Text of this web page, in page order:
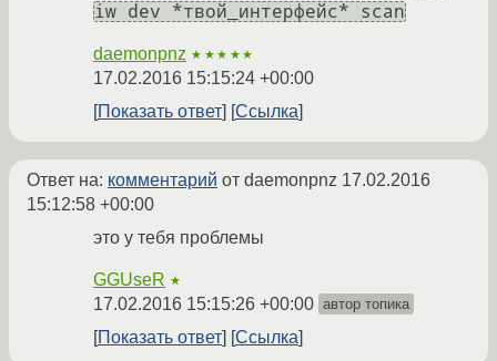
iw dev *твой_интерфейс* scan
daemonpnz ★★★★★
17.02.2016 15:15:24 +00:00
Показать ответ
Ссылка
Ответ на: комментарий от daemonpnz 17.02.2016
15:12:58 +00:00
это у тебя проблемы
GGUseR ★
17.02.2016 15:15:26 +00:00 автор топика
Показать ответ Ссылка